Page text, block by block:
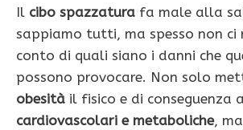
Il cibo spazzatura fa male alla
sappiamo tutti, ma spesso non ci
conto di quali siano i danni che
possono provocare. Non solo
obesità il fisico e di conseguenza a
cardiovascolari e metaboliche,